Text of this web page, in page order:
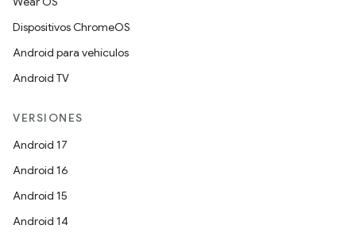
Dispositivos ChromeOS
Android para vehículos
Android TV
VERSIONES
Android 17
Android 16
Android 15
Android 14